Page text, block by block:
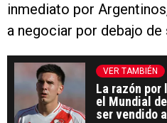
inmediato por
a negociar por debajo de
VER TAMBIÉN
La razón por
el Mundial
ser vendido